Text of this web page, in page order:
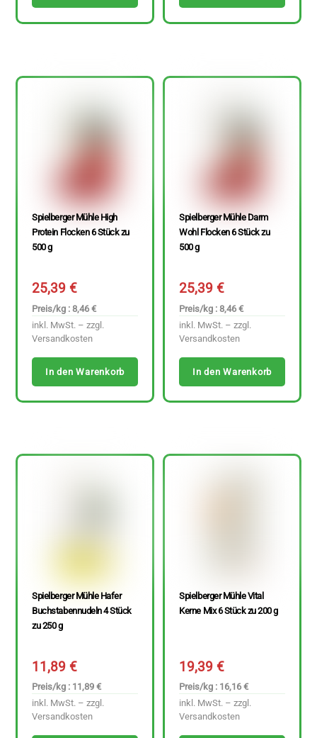
Spielberger Mühle High
Protein Flocken 6 Stück zu
500 g
25,39€
Preis/kg : 8,46 €
inkl. MwSt. – zzgl.
Versandkosten
In den Warenkorb
Spielberger Mühle Darm
Wohl Flocken 6 Stück zu
500 g
25,39€
Preis/kg : 8,46 €
inkl. MwSt. – zzgl.
Versandkosten
In den Warenkorb
Spielberger Mühle Hafer
Buchstabennudeln 4 Stück
zu 250 g
11,89€
Preis/kg : 11,89 €
inkl. MwSt. – zzgl.
Versandkosten
Spielberger Mühle Vital
Kerne Mix 6 Stück zu 200 g
19,39€
Preis/kg : 16,16 €
inkl. MwSt. – zzgl.
Versandkosten